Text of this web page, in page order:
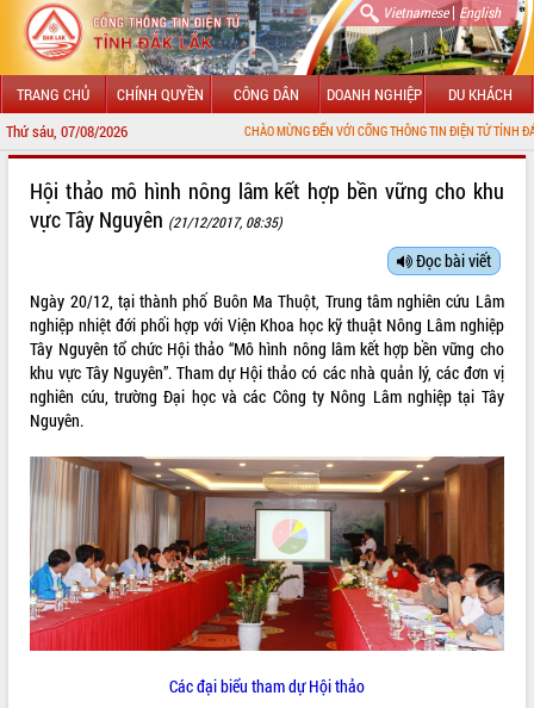
Vietnamese| English
TRANG CHỦ CHÍNH QUYỀN CÔNG DÂN DOANH NGHIỆP DU KHÁCH
Thứ sáu, 07/08/2026 CHÀO MỪNG ĐẾN VỚI CỔNG THÔNG TIN ĐIỆN TỬ TỈNH ĐẮK LẮK
LÃNH ĐẠO UBND TỈNH
SỞ, BAN, NGÀNH
UBND CÁC XÃ, PHƯỜNG
THÔNG TIN CHỈ ĐẠO ĐIỀU HÀNH
HỆ THỐNG VĂN BẢN
VĂN BẢN HĐND TỈNH
ĐIỂM TIN VĂN BẢN
QUY HOẠCH - KẾ HOẠCH
Hội thảo mô hình nông lâm kết hợp bền vững cho khu
vực Tây Nguyên (21/12/2017, 08:35)
Đọc bài viết
Ngày 20/12, tại thành phố Buôn Ma Thuột, Trung tâm nghiên cứu Lâm
nghiệp nhiệt đới phối hợp với Viện Khoa học kỹ thuật Nông Lâm nghiệp
Tây Nguyên tổ chức Hội thảo “Mô hình nông lâm kết hợp bền vững cho
khu vực Tây Nguyên”. Tham dự Hội thảo có các nhà quản lý, các đơn vị
nghiên cứu, trường Đại học và các Công ty Nông Lâm nghiệp tại Tây
Nguyên.
Các đại biểu tham dự Hội thảo